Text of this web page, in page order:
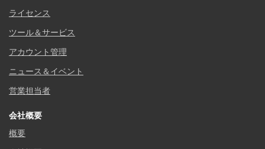
ライセンス
ツール＆サービス
アカウント管理
ニュース＆イベント
営業担当者
会社概要
概要